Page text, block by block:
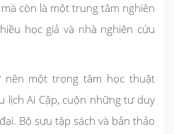
còn là một trung tâm nghiên
học giả và nhà nghiên cứu
nên một trọng tâm học thuật
lịch Ai Cập, cuộn những tư duy
Bộ sưu tập sách và bản thảo